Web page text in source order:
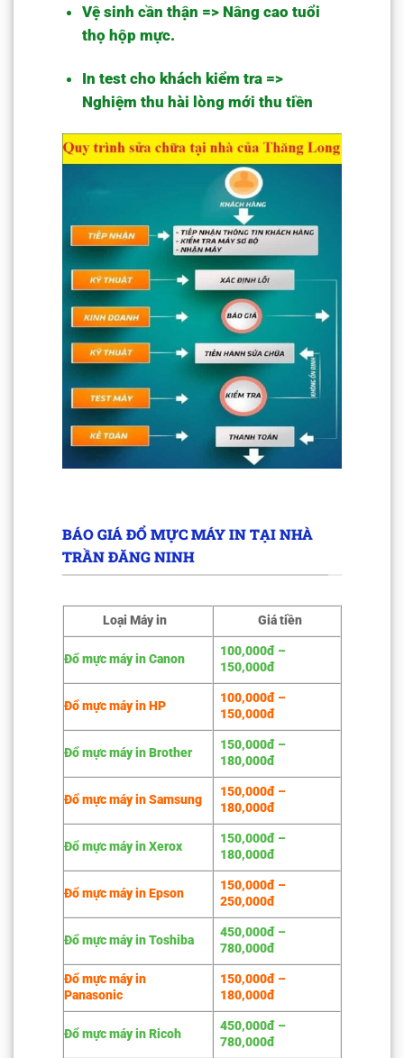
Vệ sinh cần thận => Nâng cao tuổi
thọ hộp mực.
In test cho khách kiểm tra =>
Nghiệm thu hài lòng mới thu tiền
BÁO GIÁ ĐỔ MỰC MÁY IN TẠI NHÀ
TRẦN ĐĂNG NINH
Loại Máy in Giá tiền
Đổ mực máy in Canon
100,000đ –
150,000đ
Đổ mực máy in HP
100,000đ –
150,000đ
Đổ mực máy in Brother
150,000đ –
180,000đ
Đổ mực máy in Samsung
150,000đ –
180,000đ
Đổ mực máy in Xerox
150,000đ –
180,000đ
Đổ mực máy in Epson
150,000đ –
250,000đ
Đổ mực máy in Toshiba
450,000đ –
780,000đ
Đổ mực máy in
Panasonic
150,000đ –
180,000đ
Đổ mực máy in Ricoh
450,000đ –
780,000đ